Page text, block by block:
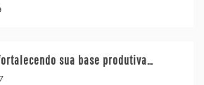
sua base produtiva…